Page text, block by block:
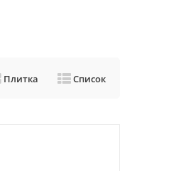
Плитка Список